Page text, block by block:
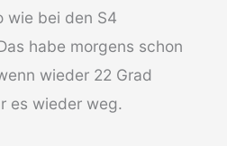
wie bei den S4
habe morgens schon
wieder 22 Grad
es wieder weg.